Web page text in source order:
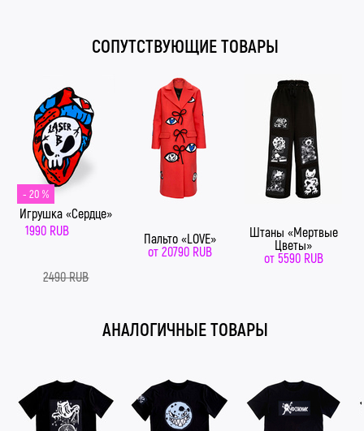
СОПУТСТВУЮЩИЕ ТОВАРЫ
- 20 %
Игрушка «Сердце»
1990 RUB
2490 RUB
Пальто «LOVE»
от20790 RUB
Штаны «Мертвые
Цветы»
от5590 RUB
АНАЛОГИЧНЫЕ ТОВАРЫ